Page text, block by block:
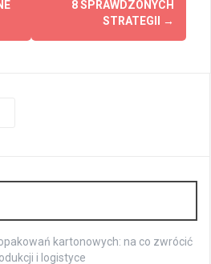
8 SPRAWDZONYCH
STRATEGII
→
kartonowych: na co zwrócić
i logistyce